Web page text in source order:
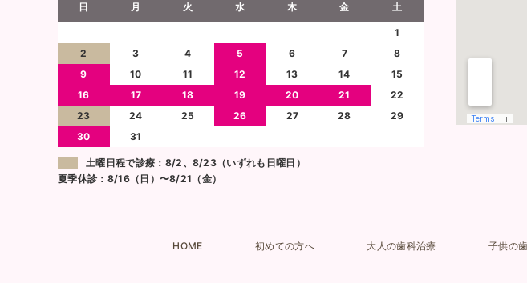
日 月 火 水 木 金 土
1
2
3 4 5 6 7
8
9
10 11 12 13 14
15
16
17 18 19 20 21
22
23
24 25 26 27 28
29
30
31
土曜日程で診療：8/2、8/23（いずれも日曜日）
夏季休診：8/16（日）〜8/21（金）
HOME 初めての方へ 大人の歯科治療 子供の